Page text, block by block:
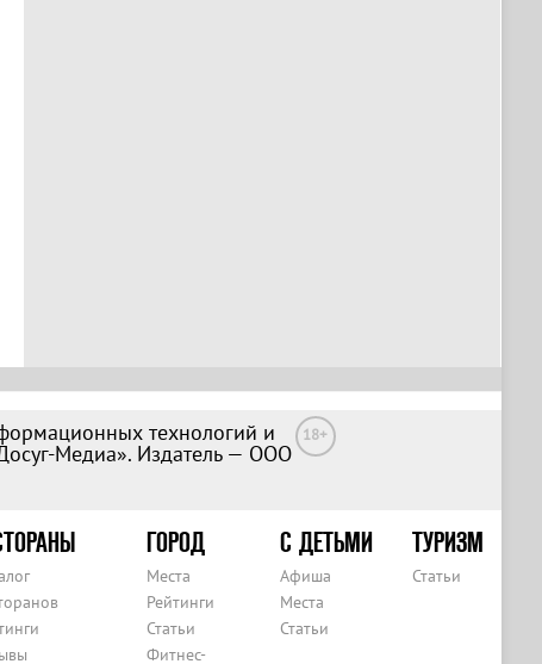
технологий и
Медиа». Издатель — ООО
18+
ГОРОД
Места
Рейтинги
Статьи
Фитнес-
С ДЕТЬМИ
Афиша
Места
Статьи
ТУРИЗМ
Статьи